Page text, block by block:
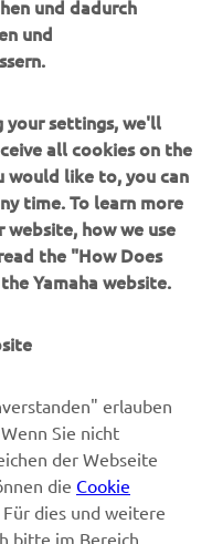
und
your settings, we'll
all cookies on the
would like to, you can
time. To learn more
how we use
the "How Does
Yamaha website.
erlauben
Sie nicht
der Webseite
die Cookie
dies und weitere
bitte im Bereich